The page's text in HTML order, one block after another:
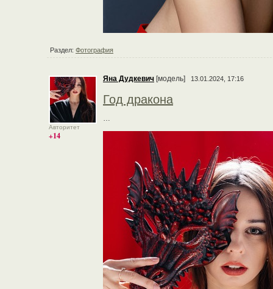
Раздел: Фотография
Авторитет
+14
Яна Дудкевич [модель] 13.01.2024, 17:16
Год дракона
…